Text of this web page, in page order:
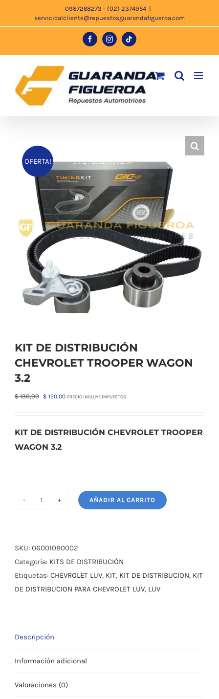
0987268273 - (02) 2374954 |
servicioalcliente@repuestosguarandafigueroa.com
FacebookInstagramTiktok
OFERTA!
KIT DE DISTRIBUCIÓN
CHEVROLET TROOPER WAGON
3.2
$130,00
El
original
$ 120,00El
actual
PRECIO INCLUYE IMPUESTOS
KIT DE DISTRIBUCIÓN CHEVROLET TROOPER
WAGON 3.2
CHEVROLET
TROOPER
WAGON
3.2
AÑADIR AL CARRITO
SKU: 06001080002
Categoría: KITS DE DISTRIBUCIÓN
Etiquetas: CHEVROLET LUV, KIT, KIT DE DISTRIBUCION, KIT
DE DISTRIBUCION PARA CHEVROLET LUV, LUV
Descripción
Información adicional
Valoraciones (0)